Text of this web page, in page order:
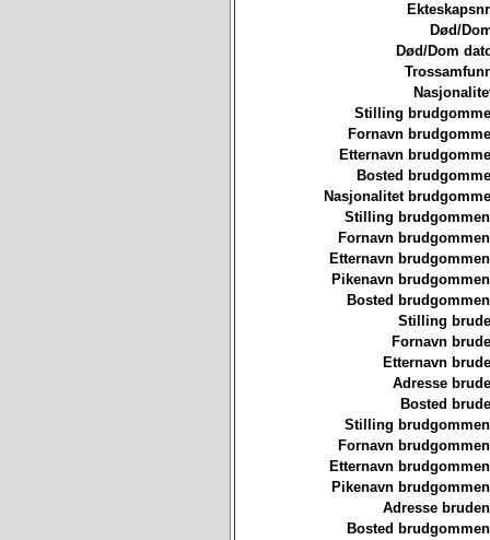
Død/
Død/Dom
Stilling
Fornavn
Etternavn
Bosted
Nasjonalitet
Stilling
Fornavn
Etternavn
Pikenavn
Bosted
Stilling
Fornavn
Etternavn
Adresse
Bosted
Stilling
Fornavn
Etternavn
Pikenavn
Adresse
Bosted